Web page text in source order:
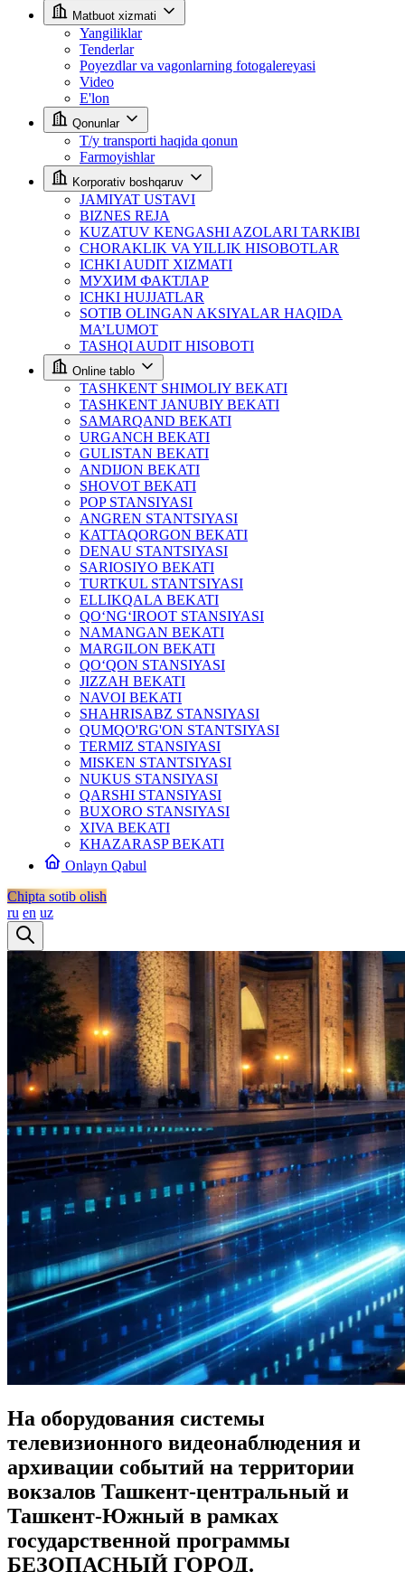
Matbuot xizmati
Yangiliklar
Tenderlar
Poyezdlar va vagonlarning fotogalereyasi
Video
E'lon
Qonunlar
T/y transporti haqida qonun
Farmoyishlar
Korporativ boshqaruv
JAMIYAT USTAVI
BIZNES REJA
KUZATUV KENGASHI AZOLARI TARKIBI
CHORAKLIK VA YILLIK HISOBOTLAR
ICHKI AUDIT XIZMATI
МУХИМ ФАКТЛАР
ICHKI HUJJATLAR
SOTIB OLINGAN AKSIYALAR HAQIDA
MA’LUMOT
TASHQI AUDIT HISOBOTI
Online tablo
TASHKENT SHIMOLIY BEKATI
TASHKENT JANUBIY BEKATI
SAMARQAND BEKATI
URGANCH BEKATI
GULISTAN BEKATI
ANDIJON BEKATI
SHOVOT BEKATI
POP STANSIYASI
ANGREN STANTSIYASI
KATTAQORGON BEKATI
DENAU STANTSIYASI
SARIOSIYO BEKATI
TURTKUL STANTSIYASI
ELLIKQALA BEKATI
QO‘NG‘IROOT STANSIYASI
NAMANGAN BEKATI
MARGILON BEKATI
QO‘QON STANSIYASI
JIZZAH BEKATI
NAVOI BEKATI
SHAHRISABZ STANSIYASI
QUMQO'RG'ON STANTSIYASI
TERMIZ STANSIYASI
MISKEN STANTSIYASI
NUKUS STANSIYASI
QARSHI STANSIYASI
BUXORO STANSIYASI
XIVA BEKATI
KHAZARASP BEKATI
Onlayn Qabul
Chipta sotib olish
ru en uz
На оборудования системы
телевизионного видеонаблюдения и
архивации событий на территории
вокзалов Ташкент-центральный и
Ташкент-Южный в рамках
государственной программы
БЕЗОПАСНЫЙ ГОРОД.